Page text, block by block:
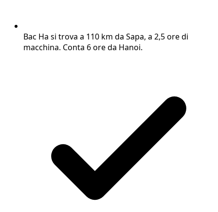
Bac Ha si trova a 110 km da Sapa, a 2,5 ore di
macchina. Conta 6 ore da Hanoi.